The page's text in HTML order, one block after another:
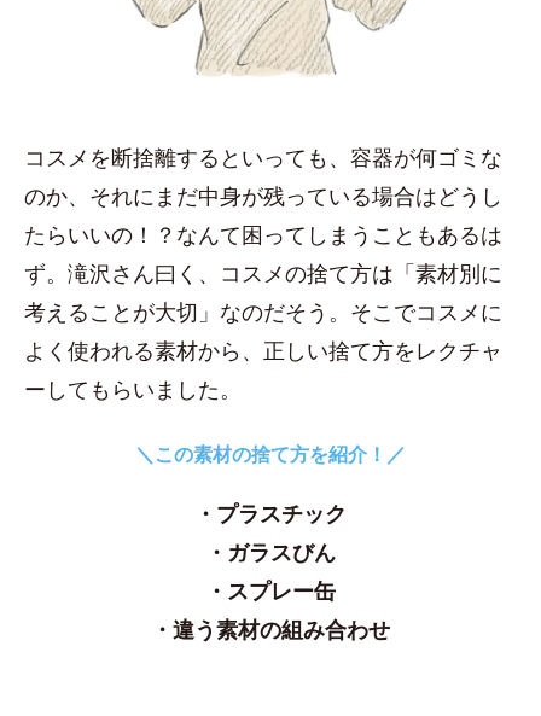
コスメを断捨離するといっても、容器が何ゴミな
のか、それにまだ中身が残っている場合はどうし
たらいいの！？なんて困ってしまうこともあるは
ず。滝沢さん曰く、コスメの捨て方は「素材別に
考えることが大切」なのだそう。そこでコスメに
よく使われる素材から、正しい捨て方をレクチャ
ーしてもらいました。
＼この素材の捨て方を紹介！／
・プラスチック
・ガラスびん
・スプレー缶
・違う素材の組み合わせ